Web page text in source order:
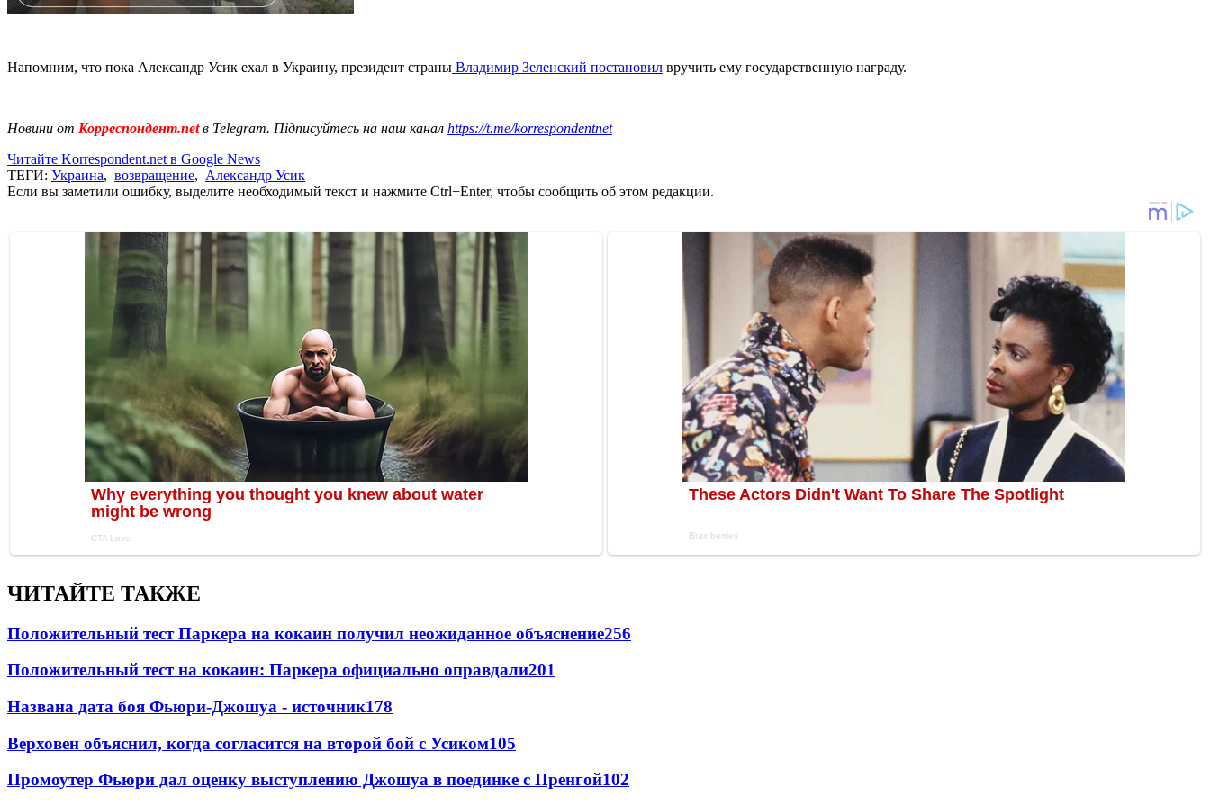
Напомним, что пока Александр Усик ехал в Украину, президент страны Владимир Зеленский постановил вручить ему государственную награду.
Новини от Корреспондент.netв Telegram. Підписуйтесь на наш канал https://t.me/korrespondentnet
Читайте Korrespondent.net в Google News
ТЕГИ: Украина, возвращение, Александр Усик
Если вы заметили ошибку, выделите необходимый текст и нажмите Ctrl+Enter, чтобы сообщить об этом редакции.
ЧИТАЙТЕ ТАКЖЕ
Положительный тест Паркера на кокаин получил неожиданное объяснение256
Положительный тест на кокаин: Паркера официально оправдали201
Названа дата боя Фьюри-Джошуа - источник178
Верховен объяснил, когда согласится на второй бой с Усиком105
Промоутер Фьюри дал оценку выступлению Джошуа в поединке с Пренгой102